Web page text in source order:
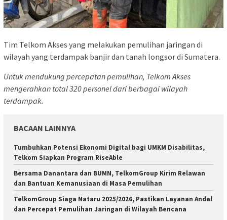
Tim Telkom Akses yang melakukan pemulihan jaringan di
wilayah yang terdampak banjir dan tanah longsor di Sumatera.
Untuk mendukung percepatan pemulihan, Telkom Akses
mengerahkan total 320 personel dari berbagai wilayah
terdampak.
BACAAN LAINNYA
Tumbuhkan Potensi Ekonomi Digital bagi UMKM Disabilitas,
Telkom Siapkan Program RiseAble
Bersama Danantara dan BUMN, TelkomGroup Kirim Relawan
dan Bantuan Kemanusiaan di Masa Pemulihan
TelkomGroup Siaga Nataru 2025/2026, Pastikan Layanan Andal
dan Percepat Pemulihan Jaringan di Wilayah Bencana